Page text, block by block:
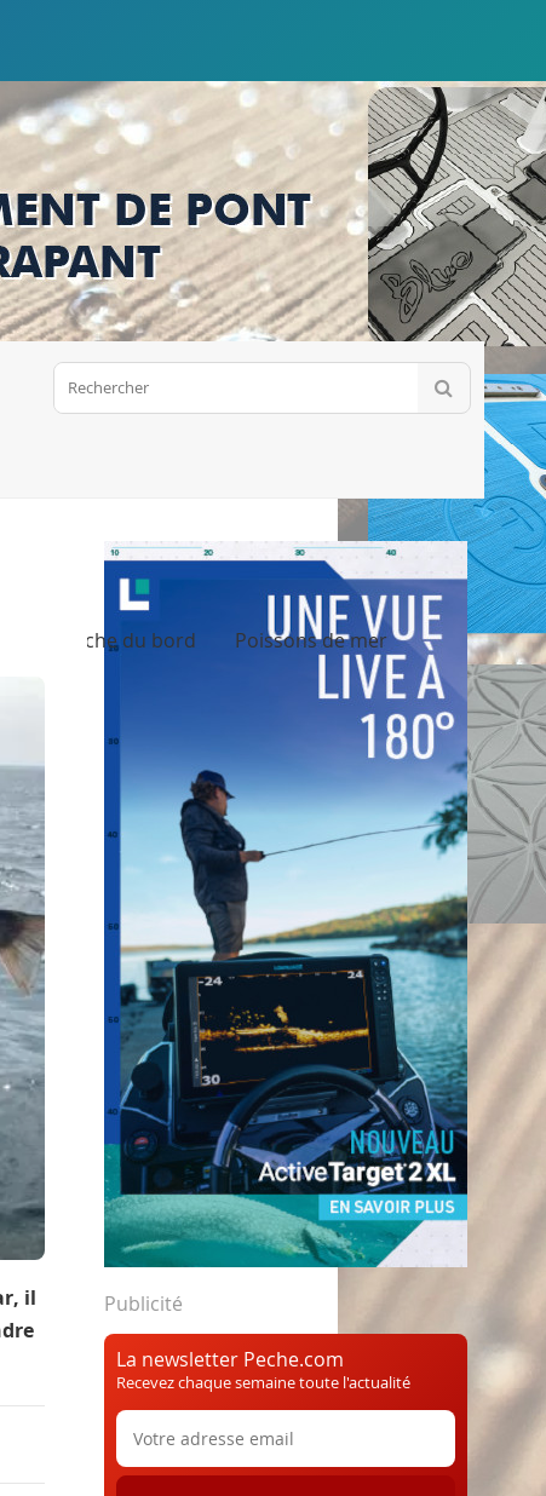
Pêche du bord Poissons de mer
il
Publicité
La newsletter Peche.com
Recevez chaque semaine toute l'actualité